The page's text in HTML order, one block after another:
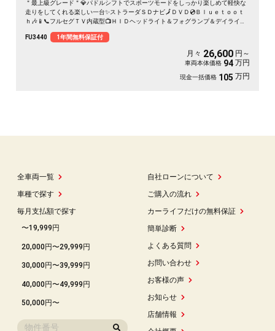
＂最上級グレード＂💎パドルシフトでスポーツモードをしっかり楽しめて軽快な
走りをしてくれる楽しい一台✨ストラーダＳＤナビ🗾ＤＶＤ💿Ｂｌｕｅｔｏｏｔ
ｈ🎶📱📞フルセグＴＶ内蔵型📺ＨＩＤヘッドライト＆フォグランプ＆デイライト
付・安心録画📹人気の低価格スポーツコンパクト🎉
FU3440 1年間無料保証付
月々 26,600 円～
車両本体価格 94 万円
現金一括価格 105 万円
全車両一覧
車種で探す
毎月支払額で探す
〜19,999円
20,000円〜29,999円
30,000円〜39,999円
40,000円〜49,999円
50,000円〜
自社ローンについて
ご購入の流れ
カーライフだけの無料保証
簡単診断
よくある質問
お問い合わせ
お客様の声
お知らせ
店舗情報